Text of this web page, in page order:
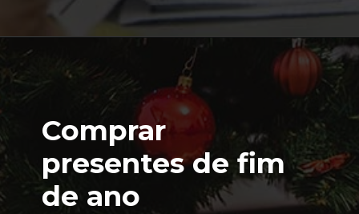
https://lps.certifiquei.com.br/seja-um-analista-cnpi-45-off
Comprar
presentes de fim
de ano